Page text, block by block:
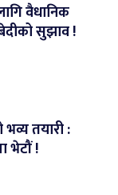
वैधानिक
सुझाव !
तयारी :
भेटौं !